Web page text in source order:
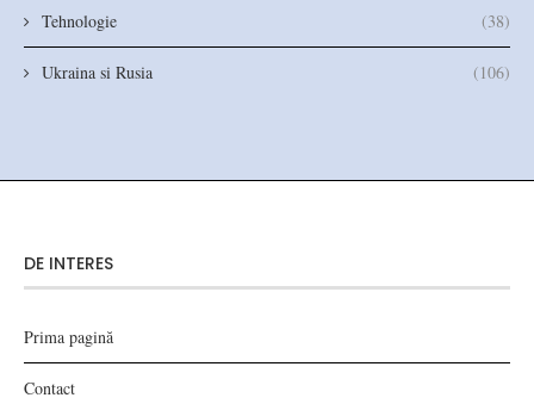
Tehnologie (38)
Ukraina si Rusia (106)
DE INTERES
Prima pagină
Contact